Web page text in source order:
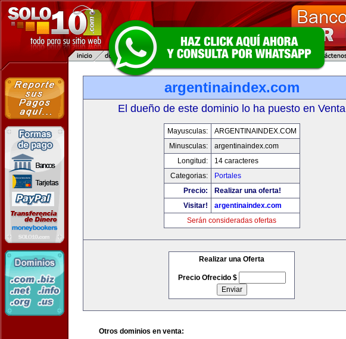
argentinaindex.com
El dueño de este dominio lo ha puesto en Venta
Mayusculas:
ARGENTINAINDEX.COM
Minusculas:
argentinaindex.com
Longitud:
14 caracteres
Categorias:
Portales
Precio:
Realizar una oferta!
Visitar!
argentinaindex.com
Serán consideradas ofertas
Realizar una Oferta
Precio Ofrecido $
Otros dominios en venta: